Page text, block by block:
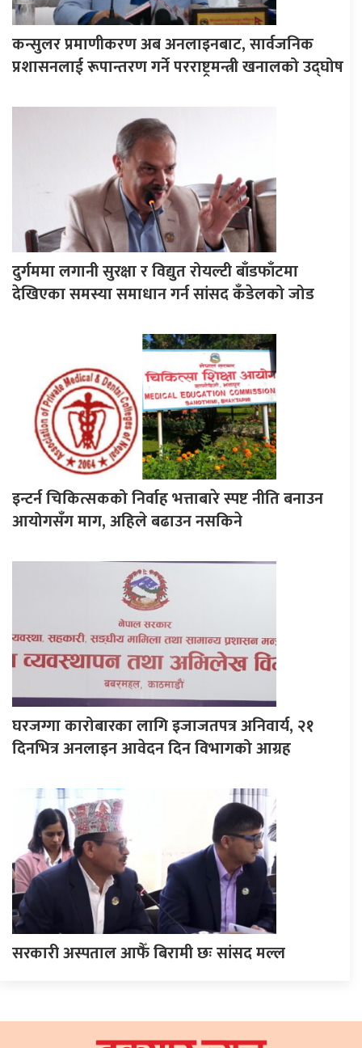
कन्सुलर प्रमाणीकरण अब अनलाइनबाट, सार्वजनिक
प्रशासनलाई रूपान्तरण गर्ने परराष्ट्रमन्त्री खनालको उद्घोष
दुर्गममा लगानी सुरक्षा र विद्युत रोयल्टी बाँडफाँटमा
देखिएका समस्या समाधान गर्न सांसद कँडेलको जोड
इन्टर्न चिकित्सकको निर्वाह भत्ताबारे स्पष्ट नीति बनाउन
आयोगसँग माग, अहिले बढाउन नसकिने
घरजग्गा कारोबारका लागि इजाजतपत्र अनिवार्य, २१
दिनभित्र अनलाइन आवेदन दिन विभागको आग्रह
सरकारी अस्पताल आफैँ बिरामी छः सांसद मल्ल